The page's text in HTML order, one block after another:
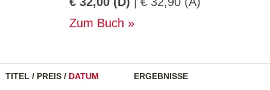
Zum Buch
TITEL / PREIS / DATUM ERGEBNISSE